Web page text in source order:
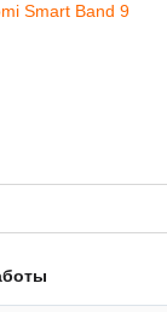
Smart Band 9